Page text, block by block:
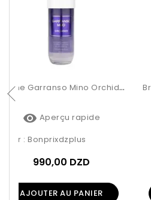
Brume Garranso Mino Orchidée 250ml
 Aperçu rapide
Par : Bonprixdzplus
990,00 DZD
AJOUTER AU PANIER